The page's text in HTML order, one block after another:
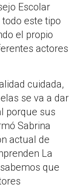
Escolar
este tipo
el propio
actores
cuidada,
se va a dar
porque sus
Sabrina
actual de
La
que